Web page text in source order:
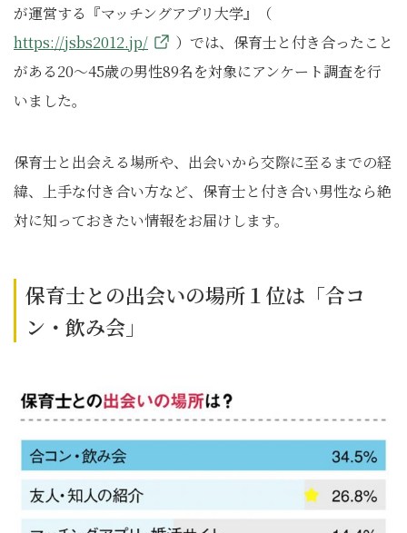
が運営する『マッチングアプリ大学』（
https://jsbs2012.jp/
）では、保育士と付き合ったこと
がある20〜45歳の男性89名を対象にアンケート調査を行
いました。
保育士と出会える場所や、出会いから交際に至るまでの経
緯、上手な付き合い方など、保育士と付き合い男性なら絶
対に知っておきたい情報をお届けします。
保育士との出会いの場所１位は「合コ
ン・飲み会」